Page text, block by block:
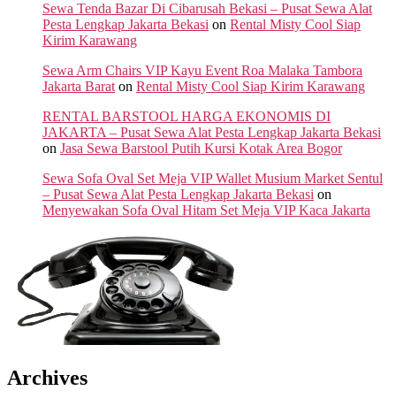
Sewa Tenda Bazar Di Cibarusah Bekasi – Pusat Sewa Alat
Pesta Lengkap Jakarta Bekasi on Rental Misty Cool Siap
Kirim Karawang
Sewa Arm Chairs VIP Kayu Event Roa Malaka Tambora
Jakarta Barat on Rental Misty Cool Siap Kirim Karawang
RENTAL BARSTOOL HARGA EKONOMIS DI
JAKARTA – Pusat Sewa Alat Pesta Lengkap Jakarta Bekasi
on Jasa Sewa Barstool Putih Kursi Kotak Area Bogor
Sewa Sofa Oval Set Meja VIP Wallet Musium Market Sentul
– Pusat Sewa Alat Pesta Lengkap Jakarta Bekasi on
Menyewakan Sofa Oval Hitam Set Meja VIP Kaca Jakarta
Archives